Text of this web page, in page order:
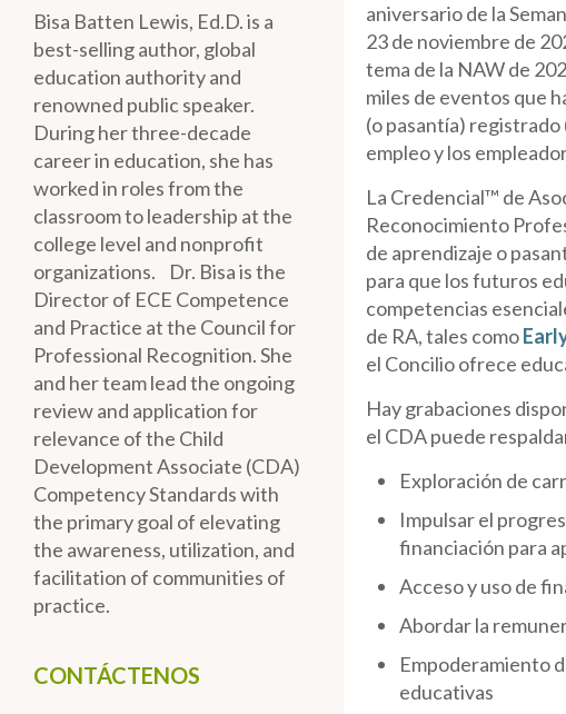
aniversario de la
23 de noviembre de
tema de la NAW de
miles de eventos que
(o pasantía) registrado
empleo y los
La Credencial™ de
Reconocimiento
de aprendizaje o
para que los futuros
competencias
de RA, tales como
el Concilio ofrece
Hay grabaciones
el CDA puede
Exploración de
Impulsar el
financiación para
Acceso y uso de
Abordar la
Empoderamiento
educativas
Bisa Batten Lewis, Ed.D. is a
best-selling author, global
education authority and
renowned public speaker.
During her three-decade
career in education, she has
worked in roles from the
classroom to leadership at the
college level and nonprofit
organizations. Dr. Bisa is the
Director of ECE Competence
and Practice at the Council for
Professional Recognition. She
and her team lead the ongoing
review and application for
relevance of the Child
Development Associate (CDA)
Competency Standards with
the primary goal of elevating
the awareness, utilization, and
facilitation of communities of
practice.
CONTÁCTENOS